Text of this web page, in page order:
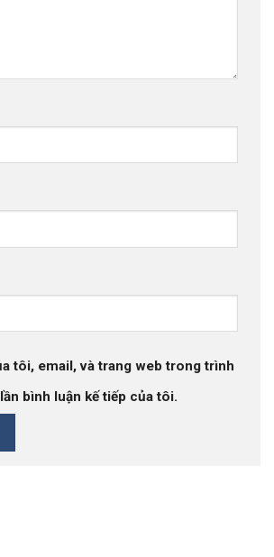
tôi, email, và trang web trong trình
bình luận kế tiếp của tôi.